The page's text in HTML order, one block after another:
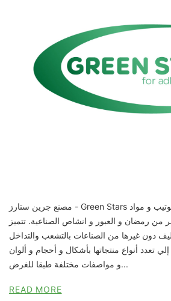
مصنع جرين ستارز - Green Stars من افضل مصانع السلوتيب و مواد
من رمضان و العبور و انشاص الصناعية. تتميز
دون غيرها من الصناعات بالتشعب والتداخل
تعدد أنواع منتجاتها بأشكال و أحجام و ألوان
و مواصفات مختلفة طبقا للغرض...
READ MORE